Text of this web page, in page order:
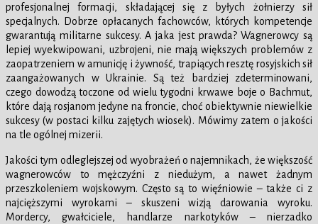
profesjonalnej formacji, składającej się z byłych żołnierzy sił
specjalnych. Dobrze opłacanych fachowców, których kompetencje
gwarantują militarne sukcesy. A jaka jest prawda? Wagnerowcy są
lepiej wyekwipowani, uzbrojeni, nie mają większych problemów z
zaopatrzeniem w amunicję i żywność, trapiących resztę rosyjskich sił
zaangażowanych w Ukrainie. Są też bardziej zdeterminowani,
czego dowodzą toczone od wielu tygodni krwawe boje o Bachmut,
które dają rosjanom jedyne na froncie, choć obiektywnie niewielkie
sukcesy (w postaci kilku zajętych wiosek). Mówimy zatem o jakości
na tle ogólnej mizerii.
Jakości tym odleglejszej od wyobrażeń o najemnikach, że większość
wagnerowców to mężczyźni z niedużym, a nawet żadnym
przeszkoleniem wojskowym. Często są to więźniowie – także ci z
najcięższymi wyrokami – skuszeni wizją darowania wyroku.
Mordercy, gwałciciele, handlarze narkotyków – nierzadko